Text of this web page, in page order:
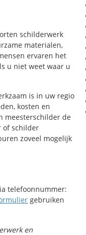
schilderwerk
materialen,
ervaren het
u niet weet waar u
is in uw regio
kosten en
meesterschilder de
of schilder
zoveel mogelijk
telefoonnummer:
gebruiken
en